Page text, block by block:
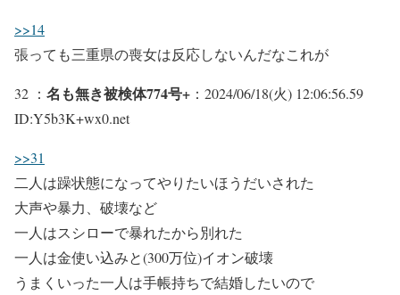
>>14
張っても三重県の喪女は反応しないんだなこれが
32 ： 名も無き被検体774号+ ：2024/06/18(火) 12:06:56.59
ID:Y5b3K+wx0.net
>>31
二人は躁状態になってやりたいほうだいされた
大声や暴力、破壊など
一人はスシローで暴れたから別れた
一人は金使い込みと(300万位)イオン破壊
うまくいった一人は手帳持ちで結婚したいので